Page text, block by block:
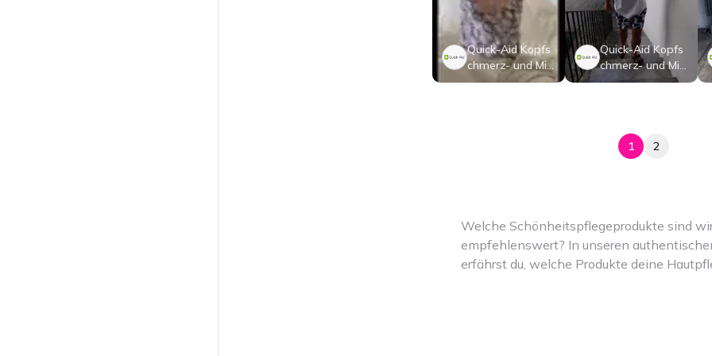
Quick-Aid Kopfs
chmerz- und Mig
ränemaske
Quick-Aid Kopfs
chmerz- und Mig
ränemaske
1 2
Welche Schönheitspflegeprodukte sind
empfehlenswert? In unseren
erfährst du, welche Produkte deine